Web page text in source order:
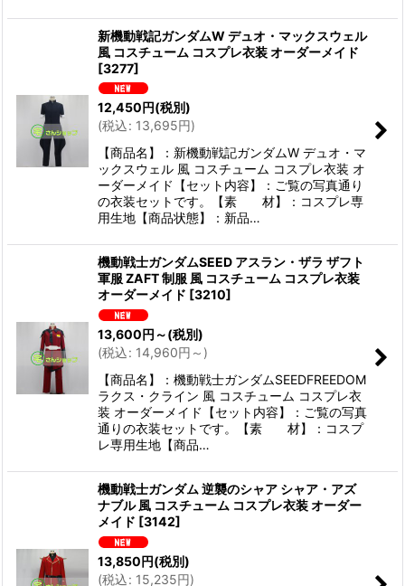
新機動戦記ガンダムW デュオ・マックスウェル
風 コスチューム コスプレ衣装 オーダーメイド
[3277]
12,450円(税別)
(税込: 13,695円)
【商品名】：新機動戦記ガンダムW デュオ・マ
ックスウェル 風 コスチューム コスプレ衣装 オ
ーダーメイド【セット内容】：ご覧の写真通り
の衣装セットです。【素 材】：コスプレ専
用生地【商品状態】：新品…
機動戦士ガンダムSEED アスラン・ザラ ザフト
軍服 ZAFT 制服 風 コスチューム コスプレ衣装
オーダーメイド [3210]
13,600円 ～(税別)
(税込: 14,960円 ～ )
【商品名】：機動戦士ガンダムSEEDFREEDOM
ラクス・クライン 風 コスチューム コスプレ衣
装 オーダーメイド【セット内容】：ご覧の写真
通りの衣装セットです。【素 材】：コスプ
レ専用生地【商品…
機動戦士ガンダム 逆襲のシャア シャア・アズ
ナブル 風 コスチューム コスプレ衣装 オーダー
メイド [3142]
13,850円(税別)
(税込: 15,235円)